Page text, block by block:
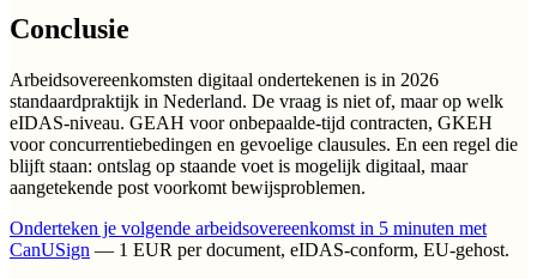
Conclusie
Arbeidsovereenkomsten digitaal ondertekenen is in 2026
standaardpraktijk in Nederland. De vraag is niet of, maar op welk
eIDAS-niveau. GEAH voor onbepaalde-tijd contracten, GKEH
voor concurrentiebedingen en gevoelige clausules. En een regel die
blijft staan: ontslag op staande voet is mogelijk digitaal, maar
aangetekende post voorkomt bewijsproblemen.
Onderteken je volgende arbeidsovereenkomst in 5 minuten met
CanUSign — 1 EUR per document, eIDAS-conform, EU-gehost.